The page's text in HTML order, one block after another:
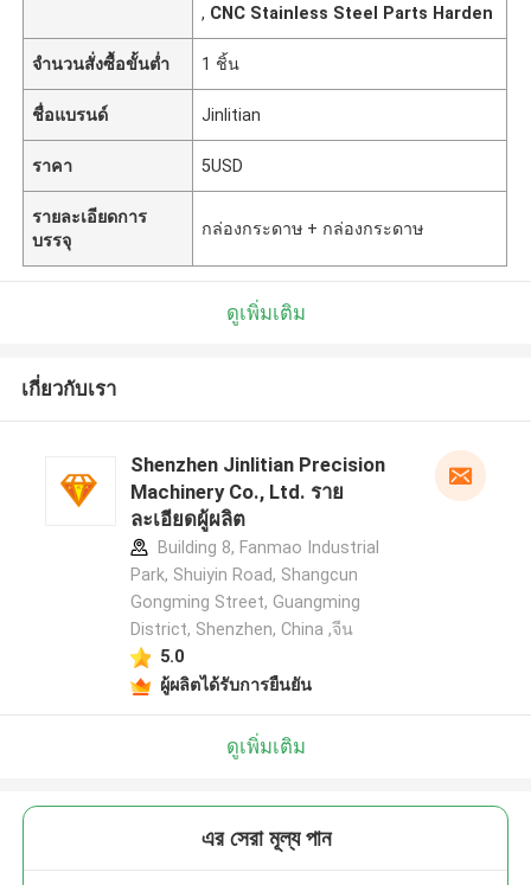
, CNC Stainless Steel Parts Harden
จำนวนสั่งซื้อขั้นต่ำ 1 ชิ้น
ชื่อแบรนด์ Jinlitian
ราคา 5USD
รายละเอียดการ
บรรจุ
กล่องกระดาษ + กล่องกระดาษ
ดูเพิ่มเติม
เกี่ยวกับเรา
Shenzhen Jinlitian Precision
Machinery Co., Ltd. ราย
ละเอียดผู้ผลิต
Building 8, Fanmao Industrial
Park, Shuiyin Road, Shangcun
Gongming Street, Guangming
District, Shenzhen, China ,จีน
5.0
ผู้ผลิตได้รับการยืนยัน
ดูเพิ่มเติม
এর সেরা মূল্য পান